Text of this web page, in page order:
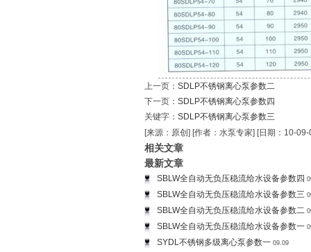
上一页： SDLP不锈钢离心泵参数二
下一页： SDLP不锈钢离心泵参数四
关键字： SDLP不锈钢离心泵参数三
[来源：原创] [作者：水泵专家] [日期：10-09-
相关文章
最新文章
SBLW全自动无负压稳流给水设备参数四
SBLW全自动无负压稳流给水设备参数三
SBLW全自动无负压稳流给水设备参数二
SBLW全自动无负压稳流给水设备参数一
SYDL不锈钢多级离心泵参数一 09.09